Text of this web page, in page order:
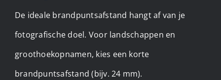
De ideale brandpuntsafstand hangt af van je
fotografische doel. Voor landschappen en
groothoekopnamen, kies een korte
brandpuntsafstand (bijv. 24 mm).